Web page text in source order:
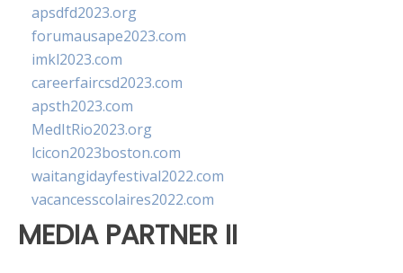
apsdfd2023.org
forumausape2023.com
imkl2023.com
careerfaircsd2023.com
apsth2023.com
MedItRio2023.org
lcicon2023boston.com
waitangidayfestival2022.com
vacancesscolaires2022.com
MEDIA PARTNER II